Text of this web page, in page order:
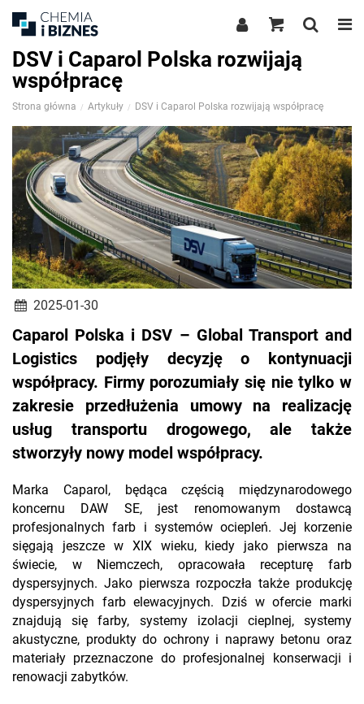
DSV i Caparol Polska rozwijają
współpracę
Strona główna Artykuły DSV i Caparol Polska rozwijają współpracę
2025-01-30
Caparol Polska i DSV – Global Transport and
Logistics podjęły decyzję o kontynuacji
współpracy. Firmy porozumiały się nie tylko w
zakresie przedłużenia umowy na realizację
usług transportu drogowego, ale także
stworzyły nowy model współpracy.
Marka Caparol, będąca częścią międzynarodowego
koncernu DAW SE, jest renomowanym dostawcą
profesjonalnych farb i systemów ociepleń. Jej korzenie
sięgają jeszcze w XIX wieku, kiedy jako pierwsza na
świecie, w Niemczech, opracowała recepturę farb
dyspersyjnych. Jako pierwsza rozpoczła także produkcję
dyspersyjnych farb elewacyjnych. Dziś w ofercie marki
znajdują się farby, systemy izolacji cieplnej, systemy
akustyczne, produkty do ochrony i naprawy betonu oraz
materiały przeznaczone do profesjonalnej konserwacji i
renowacji zabytków.